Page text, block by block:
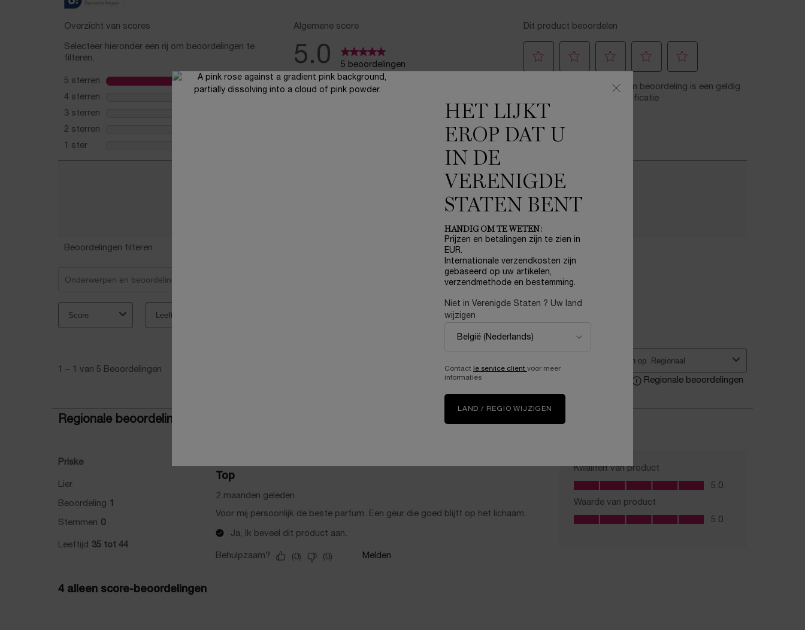
HET LIJKT
EROP DAT U
IN DE
VERENIGDE
STATEN BENT
HANDIG OM TE WETEN:
Prijzen en betalingen zijn te zien in
EUR.
Internationale verzendkosten zijn
gebaseerd op uw artikelen,
verzendmethode en bestemming.
Niet in Verenigde Staten ? Uw land
wijzigen
Contact le service client voor meer
informaties
LAND / REGIO WIJZIGEN